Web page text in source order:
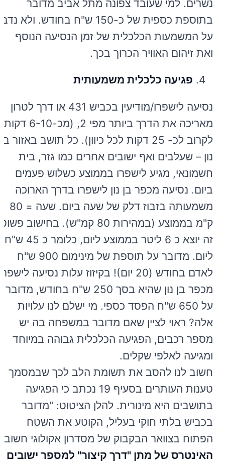
נשרים. למי שעובד צפונה מתל אביב מדובר
בתוספת כספית של כ-150 ש"ח בחודש. ולא
על המשמעות הכלכלית של זמן הנסיעה הנוסף
ואת זיהום האוויר הכרוך בכך.
פגיעה כלכלית משמעותית
נסיעה לישפרו/מודיעין בכביש 431 או דרך לטרון
מאריכה את הדרך ביותר מפי 2, (מכ-6-10 דקות
לקרוב לכ- 25 דקות לכל כיוון). כל תושב באזור בן
נון – שעלבים ואף ישובים אחרים כמו גזר, בית
חשמונאי, מגיע לישפרו בממוצע כשלוש פעמים
ביום. נסיעה מכפר בן נון לישפרו בדרך הארוכה
משמעותה בזבוז דלק של שעה ביום. שעה = 80
ק"מ בממוצע (במהירות 80 קמ"ש). בחישוב פשוט
זה יוצא כ 6 ליטר בממוצע ליום, כלומר כ 45 ש"ח
ליום. מדובר על תוספת של מינימום 900 ש"ח
לאדם בחודש (20 יום)! בקיזוז עלות נסיעה
מכפר בן נון שהיא בסך 250 ש"ח בחודש, מדובר
על 650 ש"ח הפסד כספי. מי ישלם לנו עלויות
אלה? ראוי לציין שאם מדובר במשפחה בה יש
מספר רכבים, הפגיעה הכלכלית גבוהה במיוחד
ומגיעה לאלפי שקלים.
חשוב לנו להסב את תשומת הלב לכך שבמסמך
טענות העותרים בסעיף 19 נכתב כי הפגיעה
בתושבים היא מינורית. להלן הציטוט: "מדובר
בכביש בלתי חוקי בעליל, הקוטע את השטח
הפתוח בצוואר הבקבוק של מסדרון אקולוגי חשוב.
האינטרס של מתן "דרך קיצור" למספר ישובים